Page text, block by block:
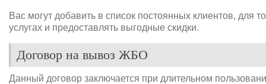
Вас могут добавить в список постоянных клиентов, для
услугах и предоставлять выгодные скидки.
Договор на вывоз ЖБО
Данный договор заключается при длительном